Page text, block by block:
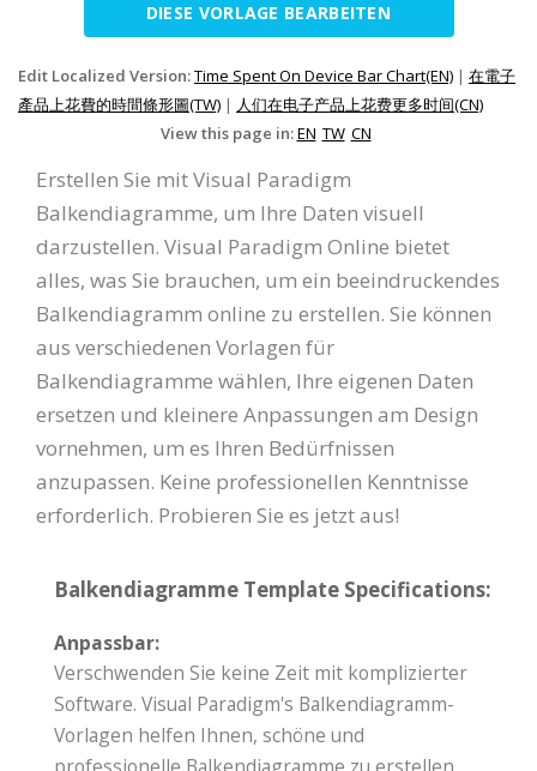
DIESE VORLAGE BEARBEITEN
Edit Localized Version:Time Spent On Device Bar Chart(EN) | 在電子
產品上花費的時間條形圖(TW) | 人们在电子产品上花费更多时间(CN)
View this page in:EN TW CN
Erstellen Sie mit Visual Paradigm
Balkendiagramme, um Ihre Daten visuell
darzustellen. Visual Paradigm Online bietet
alles, was Sie brauchen, um ein beeindruckendes
Balkendiagramm online zu erstellen. Sie können
aus verschiedenen Vorlagen für
Balkendiagramme wählen, Ihre eigenen Daten
ersetzen und kleinere Anpassungen am Design
vornehmen, um es Ihren Bedürfnissen
anzupassen. Keine professionellen Kenntnisse
erforderlich. Probieren Sie es jetzt aus!
Balkendiagramme Template Specifications:
Anpassbar:
Verschwenden Sie keine Zeit mit komplizierter
Software. Visual Paradigm's Balkendiagramm-
Vorlagen helfen Ihnen, schöne und